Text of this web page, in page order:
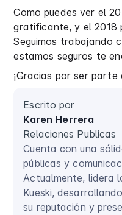
Como puedes ver el
gratificante, y el 2018
Seguimos trabajando
estamos seguros te
¡Gracias por ser parte
Escrito por
Karen Herrera
Relaciones Publicas
Cuenta con una
públicas y
Actualmente, lidera
Kueski,
su reputación y